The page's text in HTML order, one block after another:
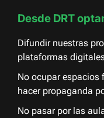
Desde DRT
Difundir nuestras
plataformas
No ocupar espacios
hacer propaganda
No pasar por las